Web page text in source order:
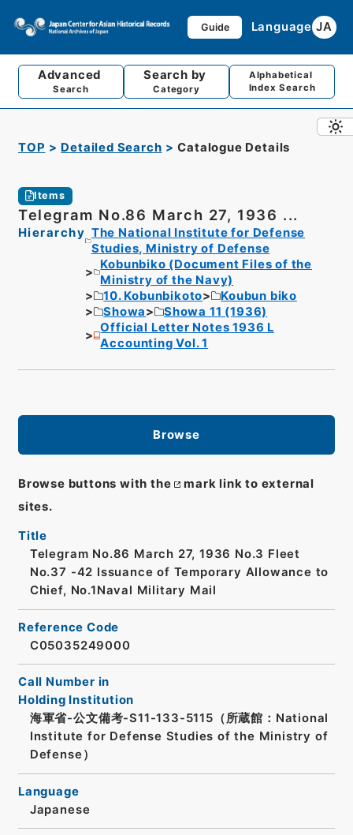
Guide Language JA
Advanced
Search
Search by
Category
Alphabetical
Index Search
TOP Detailed Search Catalogue Details
Items
Telegram No.86 March 27, 1936 ...
Hierarchy The National Institute for Defense
Studies, Ministry of Defense
Kobunbiko (Document Files of the
Ministry of the Navy)
10. Kobunbikoto
Koubun biko
Showa
Showa 11 (1936)
Official Letter Notes 1936 L
Accounting Vol. 1
Browse
Browse buttons with the
mark link to external
sites.
Title
Telegram No.86 March 27, 1936 No.3 Fleet
No.37 -42 Issuance of Temporary Allowance to
Chief, No.1Naval Military Mail
Reference Code
C05035249000
Call Number in
Holding Institution
海軍省-公文備考-S11-133-5115（所蔵館：National
Institute for Defense Studies of the Ministry of
Defense）
Language
Japanese